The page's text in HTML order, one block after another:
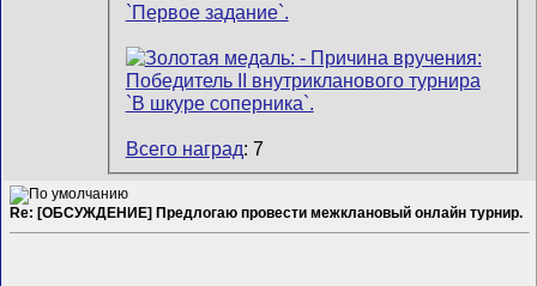
Всего наград: 7
Re: [ОБСУЖДЕНИЕ] Предлогаю провести межклановый онлайн турнир.